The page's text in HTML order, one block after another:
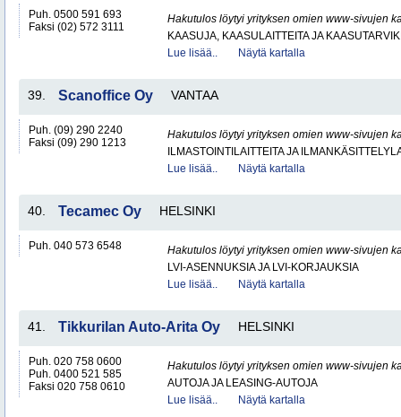
Puh. 0500 591 693
Faksi (02) 572 3111
Hakutulos löytyi yrityksen omien www-sivujen
KAASUJA, KAASULAITTEITA JA
Lue lisää..
Näytä kartalla
39. Scanoffice Oy VANTAA
Puh. (09) 290 2240
Faksi (09) 290 1213
Hakutulos löytyi yrityksen omien www-sivujen
ILMASTOINTILAITTEITA JA
Lue lisää..
Näytä kartalla
40. Tecamec Oy HELSINKI
Puh. 040 573 6548
Hakutulos löytyi yrityksen omien www-sivujen
LVI-ASENNUKSIA JA LVI-KORJAUKSIA
Lue lisää..
Näytä kartalla
41. Tikkurilan Auto-Arita Oy HELSINKI
Puh. 020 758 0600
Puh. 0400 521 585
Faksi 020 758 0610
Hakutulos löytyi yrityksen omien www-sivujen
AUTOJA JA LEASING-AUTOJA
Lue lisää..
Näytä kartalla